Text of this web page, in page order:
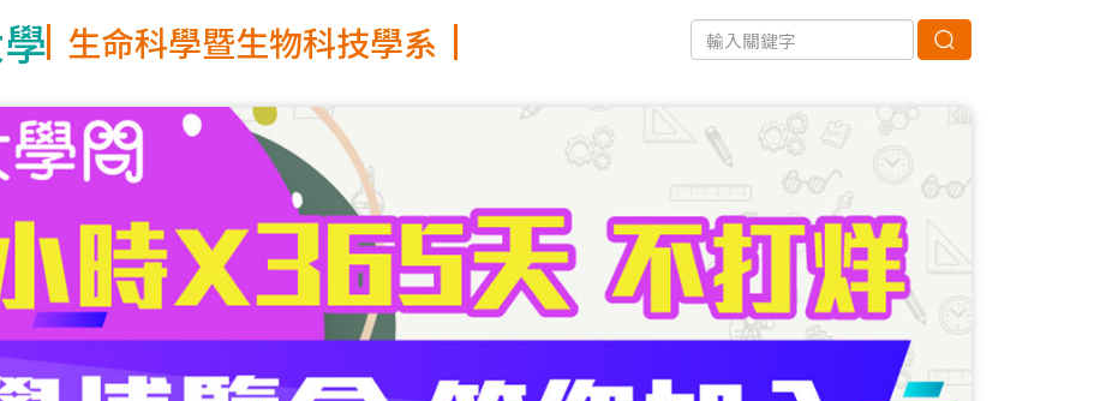
生命科學暨生物科技學系